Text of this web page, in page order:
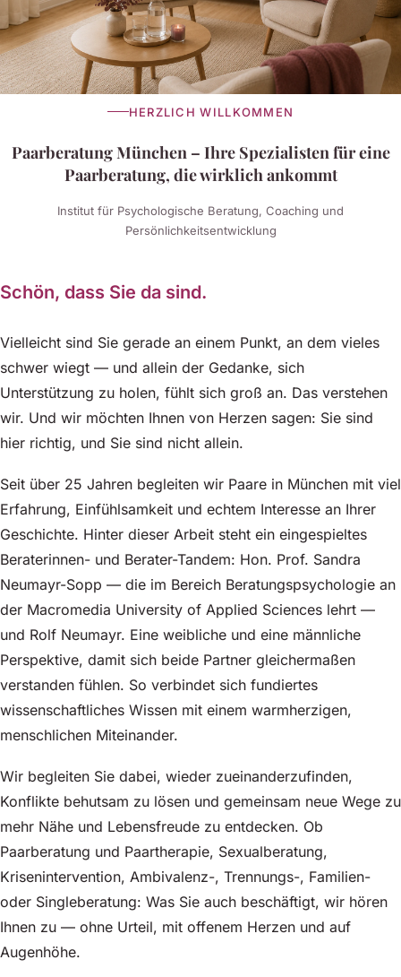
HERZLICH WILLKOMMEN
Paarberatung München – Ihre Spezialisten für eine
Paarberatung, die wirklich ankommt
Institut für Psychologische Beratung, Coaching und
Persönlichkeitsentwicklung
Schön, dass Sie da sind.
Vielleicht sind Sie gerade an einem Punkt, an dem vieles
schwer wiegt — und allein der Gedanke, sich
Unterstützung zu holen, fühlt sich groß an. Das verstehen
wir. Und wir möchten Ihnen von Herzen sagen: Sie sind
hier richtig, und Sie sind nicht allein.
Seit über 25 Jahren begleiten wir Paare in München mit viel
Erfahrung, Einfühlsamkeit und echtem Interesse an Ihrer
Geschichte. Hinter dieser Arbeit steht ein eingespieltes
Beraterinnen- und Berater-Tandem: Hon. Prof. Sandra
Neumayr-Sopp — die im Bereich Beratungspsychologie an
der Macromedia University of Applied Sciences lehrt —
und Rolf Neumayr. Eine weibliche und eine männliche
Perspektive, damit sich beide Partner gleichermaßen
verstanden fühlen. So verbindet sich fundiertes
wissenschaftliches Wissen mit einem warmherzigen,
menschlichen Miteinander.
Wir begleiten Sie dabei, wieder zueinanderzufinden,
Konflikte behutsam zu lösen und gemeinsam neue Wege zu
mehr Nähe und Lebensfreude zu entdecken. Ob
Paarberatung und Paartherapie, Sexualberatung,
Krisenintervention, Ambivalenz-, Trennungs-, Familien-
oder Singleberatung: Was Sie auch beschäftigt, wir hören
Ihnen zu — ohne Urteil, mit offenem Herzen und auf
Augenhöhe.